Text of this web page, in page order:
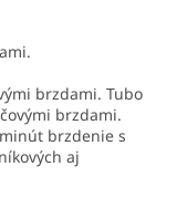
brzdami. Tubo
brzdami.
brzdenie s
aj